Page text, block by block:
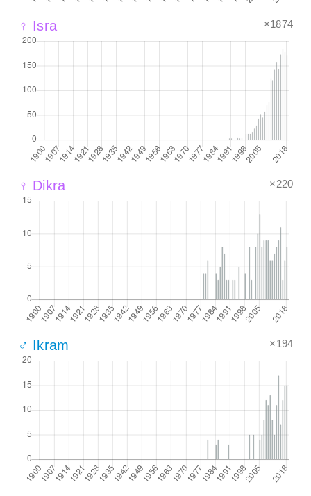
♀ Isra ×1874
♀ Dikra ×220
♂ Ikram ×194